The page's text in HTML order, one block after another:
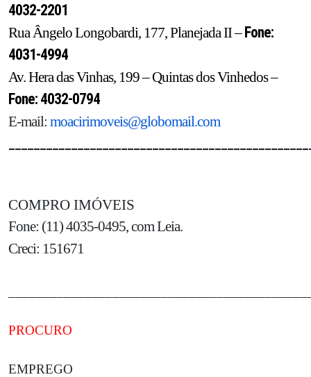
4032-2201
Rua Ângelo Longobardi, 177, Planejada II –Fone:
4031-4994
Av. Hera das Vinhas, 199 – Quintas dos Vinhedos –
Fone: 4032-0794
E-mail: moacirimoveis@globomail.com
COMPRO IMÓVEIS
Fone: (11) 4035-0495, com Leia.
Creci: 151671
PROCURO
EMPREGO